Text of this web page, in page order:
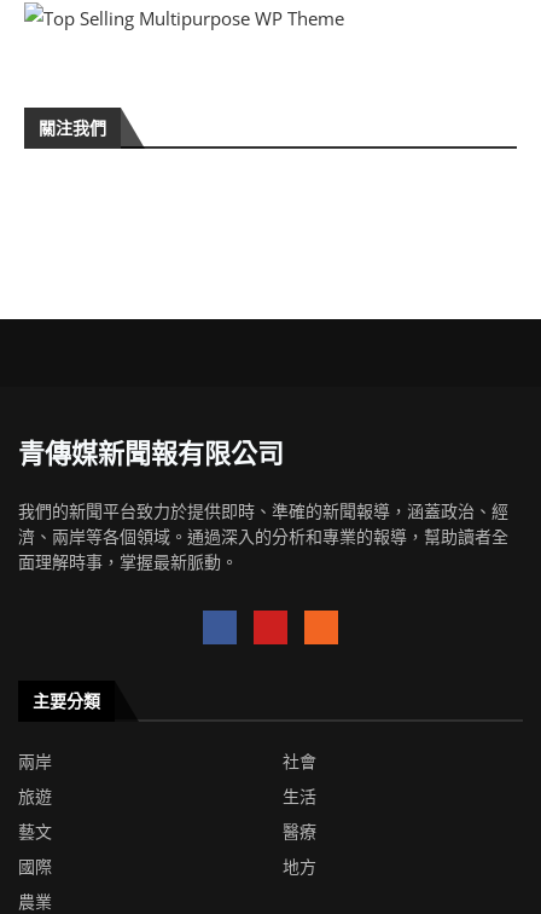
關注我們
青傳媒新聞報有限公司
我們的新聞平台致力於提供即時、準確的新聞報導，涵蓋政治、經
濟、兩岸等各個領域。通過深入的分析和專業的報導，幫助讀者全
面理解時事，掌握最新脈動。
主要分類
兩岸
社會
旅遊
生活
藝文
醫療
國際
地方
農業